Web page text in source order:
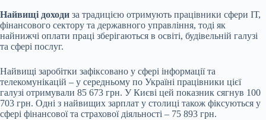
Найвищі доходи за традицією отримують працівники сфери ІТ,
фінансового сектору та державного управління, тоді як
найнижчі оплати праці зберігаються в освіті, будівельній галузі
та сфері послуг.
Найвищі заробітки зафіксовано у сфері інформації та
телекомунікацій – у середньому по Україні працівники цієї
галузі отримували 85 673 грн. У Києві цей показник сягнув 100
703 грн. Одні з найвищих зарплат у столиці також фіксуються у
сфері фінансової та страхової діяльності – 75 893 грн.